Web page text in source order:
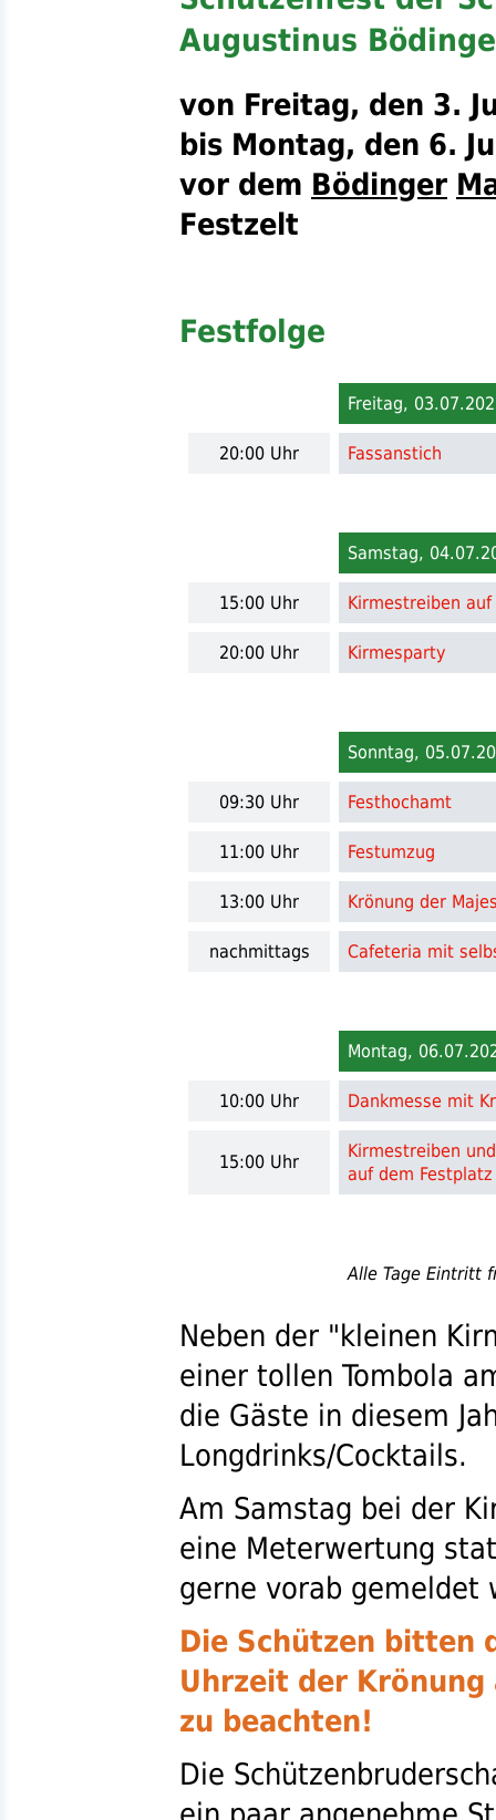
Augustinus
von Freitag, den 3.
bis Montag, den 6.
vor dem Bödinger
Festzelt
Festfolge
Freitag,
20:00 Uhr Fassanstich
Samstag,
15:00 Uhr Kirmestreiben
20:00 Uhr Kirmesparty
Sonntag,
09:30 Uhr Festhochamt
11:00 Uhr Festumzug
13:00 Uhr Krönung der
nachmittags Cafeteria mit
Montag,
10:00 Uhr Dankmesse mit
15:00 Uhr
Kirmestreiben
auf dem Festplatz
Alle Tage Eintritt
Neben der "kleinen
einer tollen Tombola
die Gäste in diesem
Longdrinks/Cocktails.
Am Samstag bei der
eine Meterwertung
gerne vorab gemeldet
Die Schützen bitten
Uhrzeit der
zu beachten!
Die